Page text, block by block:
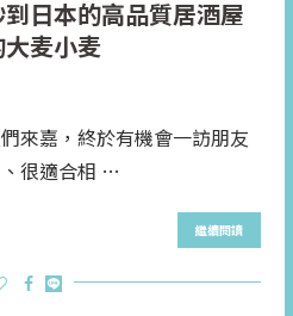
到日本的高品質居酒屋
麦小麦
來嘉，終於有機會一訪朋友
很適合相 …
繼續閱讀